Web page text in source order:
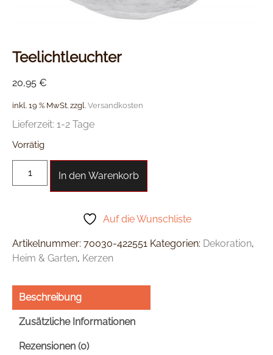
Teelichtleuchter
20,95 €
inkl. 19 % MwSt. zzgl. Versandkosten
Lieferzeit: 1-2 Tage
Vorrätig
In den Warenkorb
Auf die Wunschliste
Artikelnummer: 70030-422551 Kategorien: Dekoration,
Heim & Garten, Kerzen
Beschreibung
Zusätzliche Informationen
Rezensionen (0)